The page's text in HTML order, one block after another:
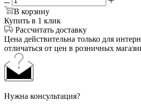
В корзину
Купить в 1 клик
Рассчитать доставку
Цена действительна только для
отличаться от цен в розничных
Нужна консультация?